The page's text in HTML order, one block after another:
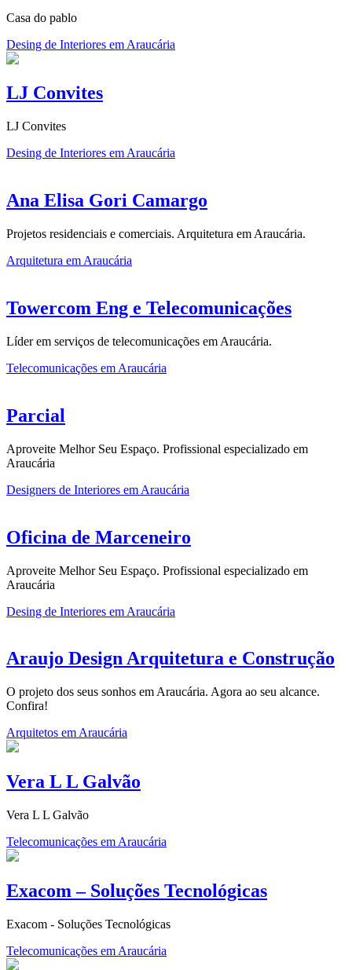
Casa do pablo
Desing de Interiores em Araucária
LJ Convites
LJ Convites
Desing de Interiores em Araucária
Ana Elisa Gori Camargo
Projetos residenciais e comerciais. Arquitetura em Araucária.
Arquitetura em Araucária
Towercom Eng e Telecomunicações
Líder em serviços de telecomunicações em Araucária.
Telecomunicações em Araucária
Parcial
Aproveite Melhor Seu Espaço. Profissional especializado em
Araucária
Designers de Interiores em Araucária
Oficina de Marceneiro
Aproveite Melhor Seu Espaço. Profissional especializado em
Araucária
Desing de Interiores em Araucária
Araujo Design Arquitetura e Construção
O projeto dos seus sonhos em Araucária. Agora ao seu alcance.
Confira!
Arquitetos em Araucária
Vera L L Galvão
Vera L L Galvão
Telecomunicações em Araucária
Exacom – Soluções Tecnológicas
Exacom - Soluções Tecnológicas
Telecomunicações em Araucária